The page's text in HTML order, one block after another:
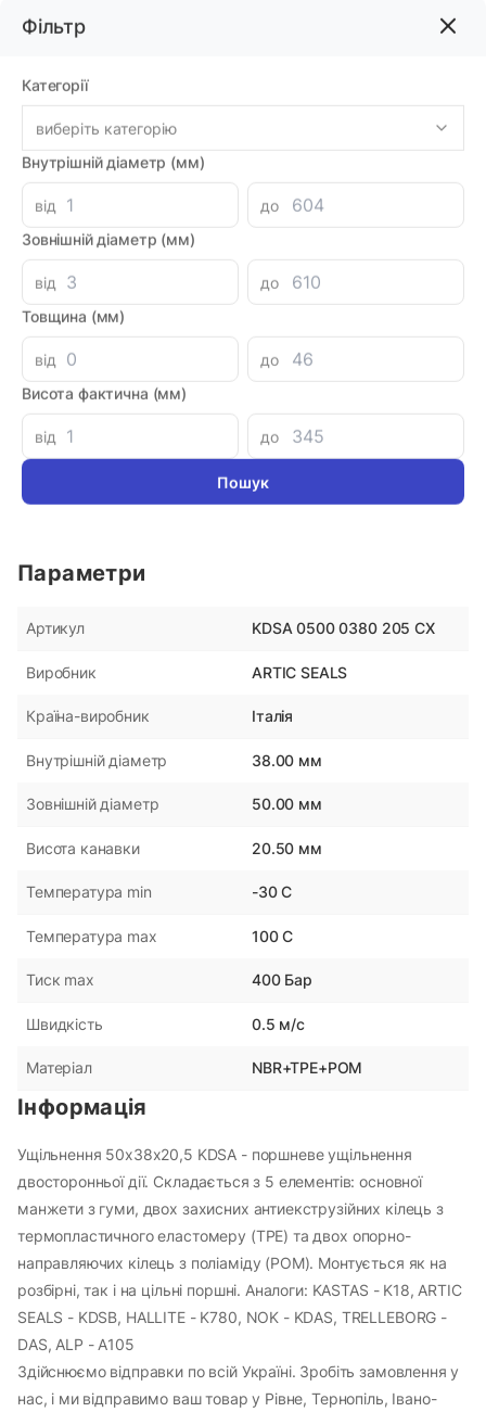
Фільтр
Категорії
виберіть категорію
Внутрішній діаметр (мм)
від
до
Зовнішній діаметр (мм)
від
до
Товщина (мм)
від
до
Висота фактична (мм)
від до
Бренд:ARTIC SEALS
255.99грн
+ В корзину
Знайшли дешевше?
226.73 при замовленні на загальну сумму 1000 грн.
Аналоги
Кольцо поршня 48x56x4
DR110
180 грн
Параметри
Артикул KDSA 0500 0380 205 CX
Виробник ARTIC SEALS
Країна-виробник Італія
Внутрішній діаметр 38.00 мм
Зовнішній діаметр 50.00 мм
Висота канавки 20.50 мм
Температура min -30 С
Температура max 100 С
Тиск max 400 Бар
Швидкість 0.5 м/с
Матеріал NBR+TPE+POM
Інформація
Ущільнення 50х38х20,5 KDSA - поршневе ущільнення
двосторонньої дії. Складається з 5 елементів: основної
манжети з гуми, двох захисних антиекструзійних кілець з
термопластичного еластомеру (TPE) та двох опорно-
направляючих кілець з поліаміду (POM). Монтується як на
розбірні, так і на цільні поршні. Аналоги: KASTAS - K18, ARTIC
SEALS - KDSB, HALLITE - K780, NOK - KDAS, TRELLEBORG -
DAS, ALP - A105
Здійснюємо відправки по всій Україні. Зробіть замовлення у
нас, і ми відправимо ваш товар у Рівне, Тернопіль, Івано-